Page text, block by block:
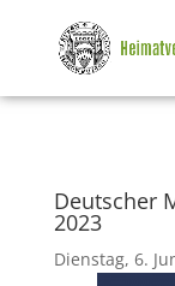
Deutscher
2023
Dienstag, 6.